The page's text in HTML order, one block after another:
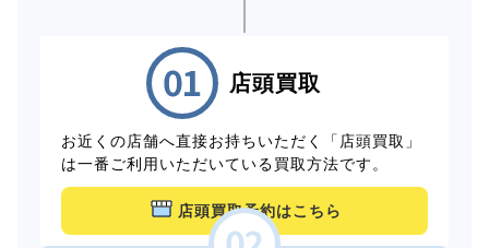
店頭買取
お近くの店舗へ直接お持ちいただく「店頭買取」
は一番ご利用いただいている買取方法です。
店頭買取予約はこちら